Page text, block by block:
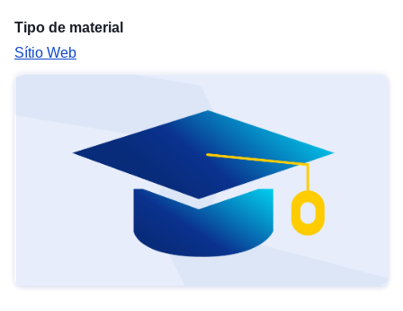
Tipo de material
Sítio Web